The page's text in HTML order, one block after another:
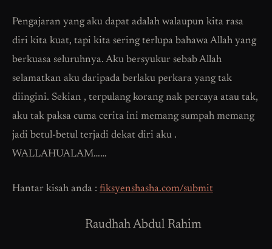
Pengajaran yang aku dapat adalah walaupun kita rasa
diri kita kuat, tapi kita sering terlupa bahawa Allah yang
berkuasa seluruhnya. Aku bersyukur sebab Allah
selamatkan aku daripada berlaku perkara yang tak
diingini. Sekian , terpulang korang nak percaya atau tak,
aku tak paksa cuma cerita ini memang sumpah memang
jadi betul-betul terjadi dekat diri aku .
WALLAHUALAM……
Hantar kisah anda : fiksyenshasha.com/submit
Raudhah Abdul Rahim